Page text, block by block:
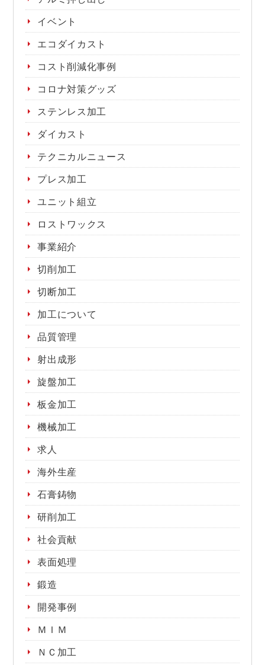
イベント
エコダイカスト
コスト削減化事例
コロナ対策グッズ
ステンレス加工
ダイカスト
テクニカルニュース
プレス加工
ユニット組立
ロストワックス
事業紹介
切削加工
切断加工
加工について
品質管理
射出成形
旋盤加工
板金加工
機械加工
求人
海外生産
石膏鋳物
研削加工
社会貢献
表面処理
鍛造
開発事例
ＭＩＭ
ＮＣ加工